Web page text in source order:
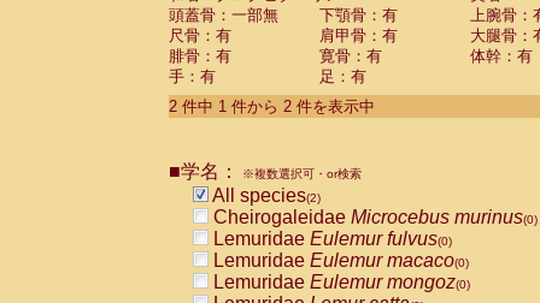
Cebidae Cebusspp.(0)
Cebidae Saimiri boliviensis
Cebidae Saimiri sciureus
Atelidae Alouatta caraya
AtelidaeAlouatta fusca
AtelidaeAlouatta seniculus
AtelidaeAteles belzebuth
AtelidaeAteles geoffroyi
AtelidaeAteles paniscus(0)
AtelidaeAtelesspp. (0)
AtelidaeLagothrix lagothricha
AtelidaeLagothrix lagothricha cana
PitheciidaeCacajao calvus
頭蓋骨：一部無
下顎骨：有
上腕骨：
尺骨：有
肩甲骨：有
大腿骨：
腓骨：有
寛骨：有
体幹：有
手：有
足：有
2 件中 1 件から 2 件を表示中
■学名： ※複数選択可・or検索
All species(2)
Cheirogaleidae Microcebus murinus(0)
Lemuridae Eulemur fulvus(0)
Lemuridae Eulemur macaco(0)
Lemuridae Eulemur mongoz(0)